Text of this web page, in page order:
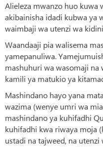
Alieleza mwanzo huo kuwa
akibainisha idadi kubwa ya
waimbaji wa utenzi wa
Waandaaji pia walisema
yamepanuliwa.
mashuhuri wa wasomaji na
kamili ya matukio ya
Mashindano hayo yana
wazima (wenye umri wa
mashindano ya kuhifadhi
kuhifadhi kwa riwaya moja
ustadi na tajweed, na